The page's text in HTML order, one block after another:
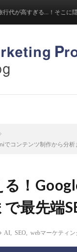
ぎる…！そこに隠された「
でコンテンツ制作から分
！
最先端
AI SEO webマーケティン